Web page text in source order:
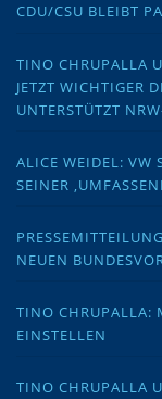
CDU/CSU BLEIBT
TINO CHRUPALLA
JETZT WICHTIGER
UNTERSTÜTZT
ALICE WEIDEL: VW
SEINER
NEUEN
TINO CHRUPALLA:
EINSTELLEN
TINO CHRUPALLA